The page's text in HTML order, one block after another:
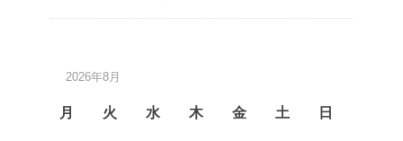
2026年8月
月 火 水 木 金 土 日